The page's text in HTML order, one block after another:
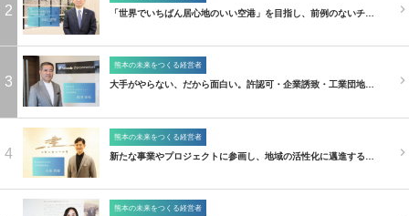
2 「世界でいちばん居心地のいい空港」を目指し、前例のないチ…
3
熊本の未来をつくる経営者
大手がやらない、だから面白い。許認可・企業誘致・工業団地…
4
熊本の未来をつくる経営者
新たな事業やプロジェクトに参画し、地域の活性化に邁進する…
熊本の未来をつくる経営者